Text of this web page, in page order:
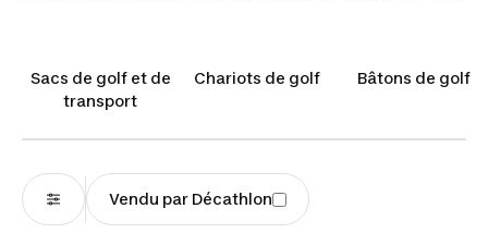
trouverez également des gants de golf pour
protéger vos mains tout au long de votre
Sacs de golf et de
transport
Chariots de golf Bâtons de golf
Vendu par Décathlon